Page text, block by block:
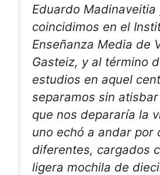
Eduardo Madinaveitia
coincidimos en el
Enseñanza Media de
Gasteiz, y al término
estudios en aquel
separamos sin
que nos depararía la
uno echó a andar por
diferentes, cargados
ligera mochila de